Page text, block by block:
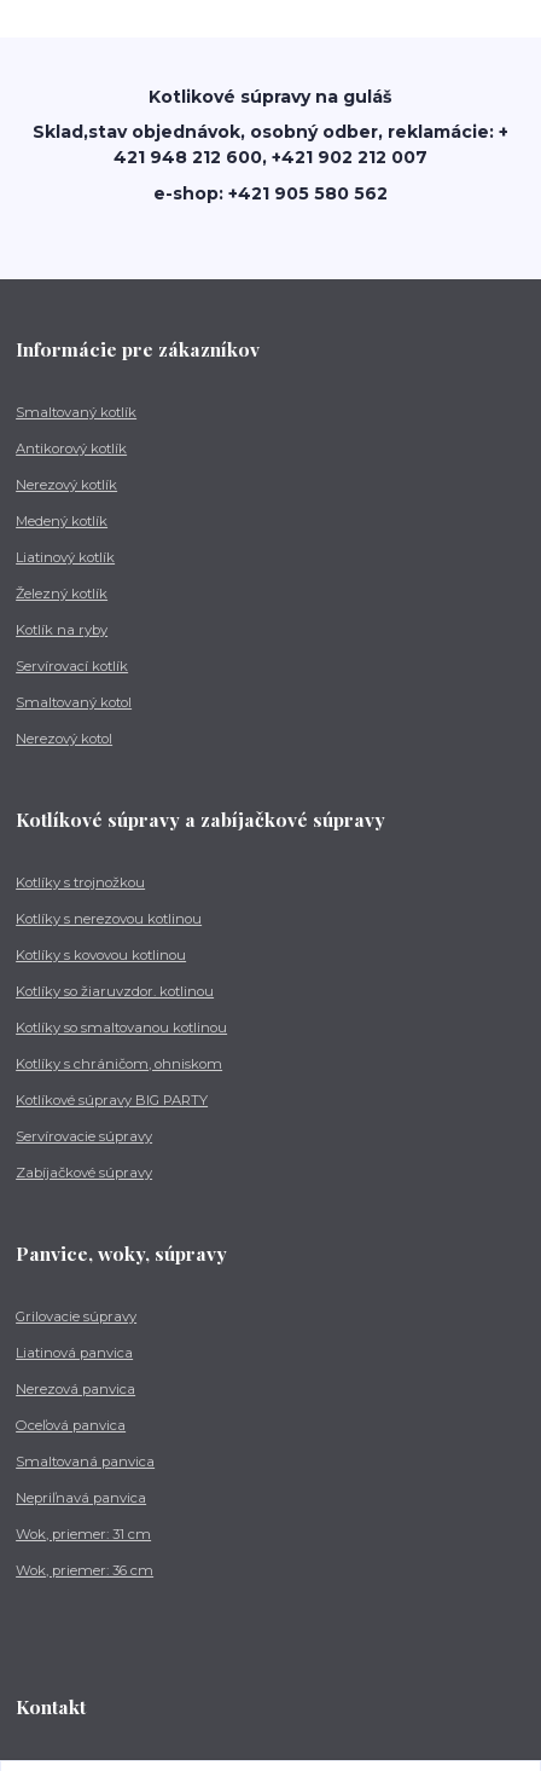
Kotlikové súpravy na guláš
Sklad,stav objednávok, osobný odber, reklamácie: +
421 948 212 600, +421 902 212 007
e-shop: +421 905 580 562
Informácie pre zákazníkov
Smaltovaný kotlík
Antikorový kotlík
Nerezový kotlík
Medený kotlík
Liatinový kotlík
Železný kotlík
Kotlík na ryby
Servírovací kotlík
Smaltovaný kotol
Nerezový kotol
Kotlíkové súpravy a zabíjačkové súpravy
Kotlíky s trojnožkou
Kotlíky s nerezovou kotlinou
Kotlíky s kovovou kotlinou
Kotlíky so žiaruvzdor. kotlinou
Kotlíky so smaltovanou kotlinou
Kotlíky s chráničom, ohniskom
Kotlíkové súpravy BIG PARTY
Servírovacie súpravy
Zabíjačkové súpravy
Panvice, woky, súpravy
Grilovacie súpravy
Liatinová panvica
Nerezová panvica
Oceľová panvica
Smaltovaná panvica
Nepriľnavá panvica
Wok, priemer: 31 cm
Wok, priemer: 36 cm
Kontakt